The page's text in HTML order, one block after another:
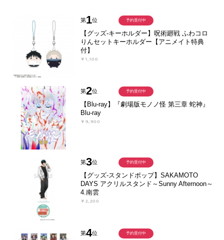
第1位
【グッズ-キーホルダー】呪術廻戦 ふわコロ
りんセットキーホルダー【アニメイト特典
付】
￥1,100
予約受付中
第2位
【Blu-ray】『劇場版モノノ怪 第三章 蛇神』
Blu-ray
￥9,900
予約受付中
第3位
【グッズ-スタンドポップ】SAKAMOTO
DAYS アクリルスタンド～Sunny Afternoon～
4.南雲
￥2,200
予約受付中
第4位 予約受付中